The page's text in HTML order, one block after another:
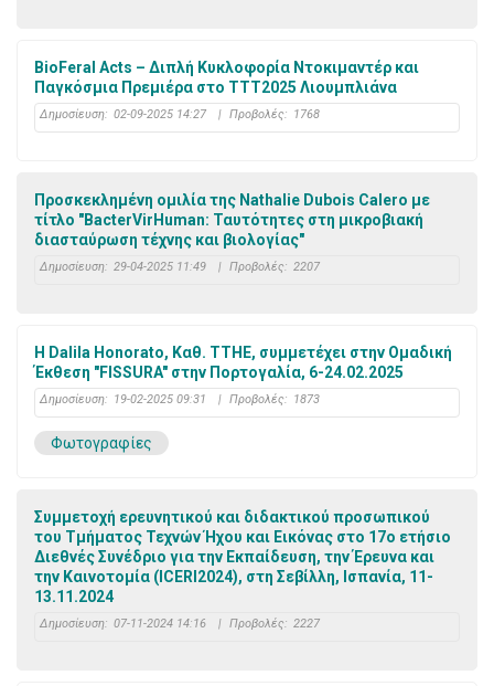
BioFeral Acts – Διπλή Κυκλοφορία Ντοκιμαντέρ και
Παγκόσμια Πρεμιέρα στο TTT2025 Λιουμπλιάνα
Δημοσίευση: 02-09-2025 14:27 | Προβολές: 1768
Προσκεκλημένη ομιλία της Nathalie Dubois Calero με
τίτλο "BacterVirHuman: Ταυτότητες στη μικροβιακή
διασταύρωση τέχνης και βιολογίας"
Δημοσίευση: 29-04-2025 11:49 | Προβολές: 2207
Η Dalila Honorato, Καθ. ΤΤΗΕ, συμμετέχει στην Ομαδική
Έκθεση "FISSURA" στην Πορτογαλία, 6-24.02.2025
Δημοσίευση: 19-02-2025 09:31 | Προβολές: 1873
Φωτογραφίες
Συμμετοχή ερευνητικού και διδακτικού προσωπικού
του Τμήματος Τεχνών Ήχου και Εικόνας στο 17ο ετήσιο
Διεθνές Συνέδριο για την Εκπαίδευση, την Έρευνα και
την Καινοτομία (ICERI2024), στη Σεβίλλη, Ισπανία, 11-
13.11.2024
Δημοσίευση: 07-11-2024 14:16 | Προβολές: 2227